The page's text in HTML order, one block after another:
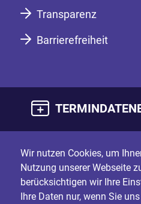
Transparenz
Barrierefreiheit
Wir nutzen Cookies, um
Nutzung unserer Webseite
berücksichtigen wir Ihre
Ihre Daten nur, wenn Sie